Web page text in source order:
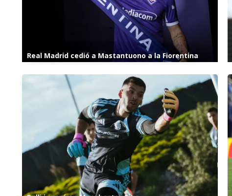
Real Madrid cedió a Mastantuono a la Fiorentina